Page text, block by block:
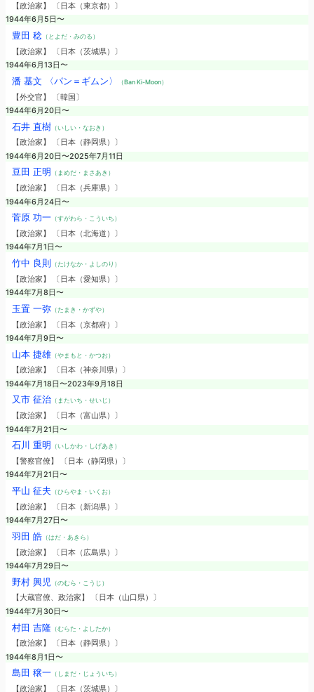
【政治家】 〔日本（東京都）〕
1944年6月5日〜
豊田 稔（とよだ・みのる）
【政治家】 〔日本（茨城県）〕
1944年6月13日〜
潘 基文 〈パン＝ギムン〉 （Ban Ki-Moon）
【外交官】 〔韓国〕
1944年6月20日〜
石井 直樹（いしい・なおき）
【政治家】 〔日本（静岡県）〕
1944年6月20日〜2025年7月11日
豆田 正明 （まめだ・まさあき）
【政治家】 〔日本（兵庫県）〕
1944年6月24日〜
菅原 功一（すがわら・こういち）
【政治家】 〔日本（北海道）〕
1944年7月1日〜
竹中 良則 （たけなか・よしのり）
【政治家】 〔日本（愛知県）〕
1944年7月8日〜
玉置 一弥（たまき・かずや）
【政治家】 〔日本（京都府）〕
1944年7月9日〜
山本 捷雄（やまもと・かつお）
【政治家】 〔日本（神奈川県）〕
1944年7月18日〜2023年9月18日
又市 征治（またいち・せいじ）
【政治家】 〔日本（富山県）〕
1944年7月21日〜
石川 重明 （いしかわ・しげあき）
【警察官僚】 〔日本（静岡県）〕
1944年7月21日〜
平山 征夫 （ひらやま・いくお）
【政治家】 〔日本（新潟県）〕
1944年7月27日〜
羽田 皓（はだ・あきら）
【政治家】 〔日本（広島県）〕
1944年7月29日〜
野村 興児 （のむら・こうじ）
【大蔵官僚、政治家】 〔日本（山口県）〕
1944年7月30日〜
村田 吉隆（むらた・よしたか）
【政治家】 〔日本（静岡県）〕
1944年8月1日〜
島田 穣一（しまだ・じょういち）
【政治家】 〔日本（茨城県）〕